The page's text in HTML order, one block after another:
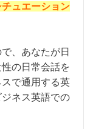
ュエーション
、あなたが日
の日常会話を
で通用する英
ネス英語での